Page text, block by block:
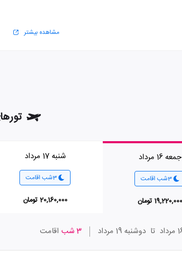
مشاهده بیشتر
جمعه 16 مرداد
3شب اقامت
19,220,000 تومان
شنبه 17 مرداد
3شب اقامت
20,160,000 تومان
تا دوشنبه 19 مرداد 3 شب اقامت